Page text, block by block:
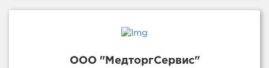
ООО "МедторгСервис"